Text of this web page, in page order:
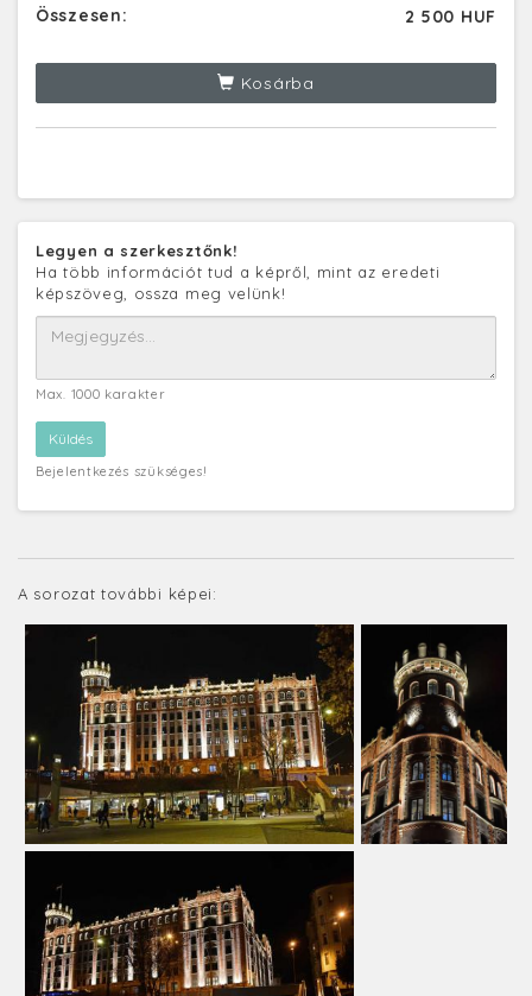
Összesen: 2 500 HUF
Kosárba
Legyen a szerkesztőnk!
Ha több információt tud a képről, mint az eredeti
képszöveg, ossza meg velünk!
Max. 1000 karakter
Bejelentkezés szükséges!
A sorozat további képei: